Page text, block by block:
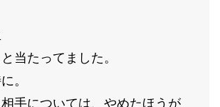
当たってました。
。
手については、やめたほうが